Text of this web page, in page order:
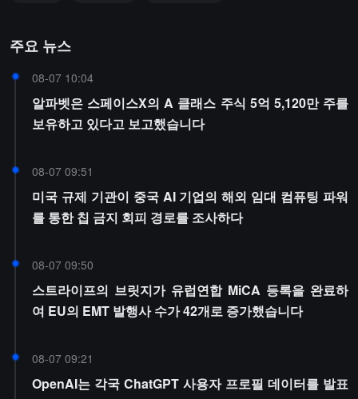
주요 뉴스
08-07 10:04
알파벳은 스페이스X의 A 클래스 주식 5억 5,120만 주를
보유하고 있다고 보고했습니다
08-07 09:51
미국 규제 기관이 중국 AI 기업의 해외 임대 컴퓨팅 파워
를 통한 칩 금지 회피 경로를 조사하다
08-07 09:50
스트라이프의 브릿지가 유럽연합 MiCA 등록을 완료하
여 EU의 EMT 발행사 수가 42개로 증가했습니다
08-07 09:21
OpenAI는 각국 ChatGPT 사용자 프로필 데이터를 발표